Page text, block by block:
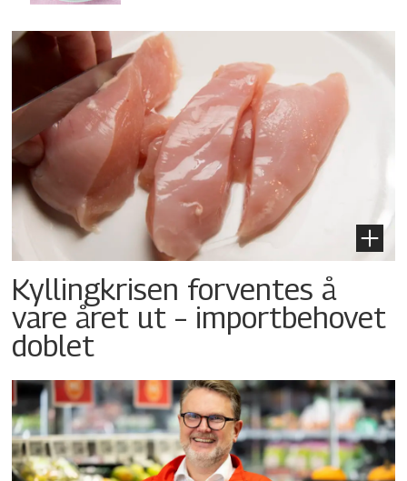
Kyllingkrisen forventes å
vare året ut – importbehovet
doblet